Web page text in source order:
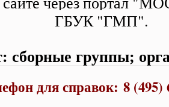
ГБУК "ГМП".
сборные группы;
для справок: 8 (495)